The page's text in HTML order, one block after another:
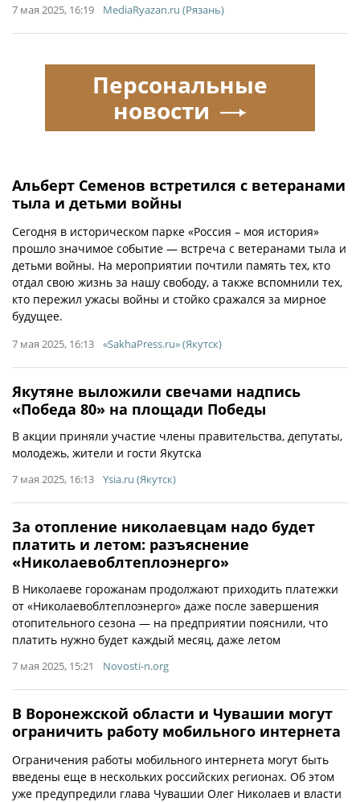
7 мая 2025, 16:19 MediaRyazan.ru (Рязань)
Альберт Семенов встретился с ветеранами
тыла и детьми войны
Сегодня в историческом парке «Россия – моя история»
прошло значимое событие — встреча с ветеранами тыла и
детьми войны. На мероприятии почтили память тех, кто
отдал свою жизнь за нашу свободу, а также вспомнили тех,
кто пережил ужасы войны и стойко сражался за мирное
будущее.
7 мая 2025, 16:13 «SakhaPress.ru» (Якутск)
Якутяне выложили свечами надпись
«Победа 80» на площади Победы
В акции приняли участие члены правительства, депутаты,
молодежь, жители и гости Якутска
7 мая 2025, 16:13 Ysia.ru (Якутск)
За отопление николаевцам надо будет
платить и летом: разъяснение
«Николаевоблтеплоэнерго»
В Николаеве горожанам продолжают приходить платежки
от «Николаевоблтеплоэнерго» даже после завершения
отопительного сезона — на предприятии пояснили, что
платить нужно будет каждый месяц, даже летом
7 мая 2025, 15:21 Novosti-n.org
В Воронежской области и Чувашии могут
ограничить работу мобильного интернета
Ограничения работы мобильного интернета могут быть
введены еще в нескольких российских регионах. Об этом
уже предупредили глава Чувашии Олег Николаев и власти
Персональные
новости